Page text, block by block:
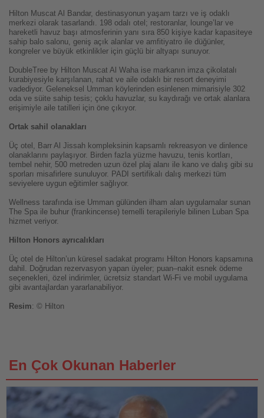
Hilton Muscat Al Bandar, destinasyonun yaşam tarzı ve iş odaklı
merkezi olarak tasarlandı. 198 odalı otel; restoranlar, lounge’lar ve
hareketli havuz başı atmosferinin yanı sıra 850 kişiye kadar kapasiteye
sahip balo salonu, geniş açık alanlar ve amfitiyatro ile düğünler,
kongreler ve büyük etkinlikler için güçlü bir altyapı sunuyor.
DoubleTree by Hilton Muscat Al Waha ise markanın imza çikolatalı
kurabiyesiyle karşılanan, rahat ve aile odaklı bir resort deneyimi
vadediyor. Geleneksel Umman köylerinden esinlenen mimarisiyle 302
oda ve süite sahip tesis; çoklu havuzlar, su kaydırağı ve ortak alanlara
erişimiyle aile tatilleri için öne çıkıyor.
Ortak sahil olanakları
Üç otel, Barr Al Jissah kompleksinin kapsamlı rekreasyon ve dinlence
olanaklarını paylaşıyor. Birden fazla yüzme havuzu, tenis kortları,
tembel nehir, 500 metreden uzun özel plaj alanı ile kano ve dalış gibi su
sporları misafirlere sunuluyor. PADI sertifikalı dalış merkezi tüm
seviyelere uygun eğitimler sağlıyor.
Wellness tarafında ise Umman gülünden ilham alan uygulamalar sunan
The Spa ile buhur (frankincense) temelli terapileriyle bilinen Luban Spa
hizmet veriyor.
Hilton Honors ayrıcalıkları
Üç otel de Hilton’un küresel sadakat programı Hilton Honors kapsamına
dahil. Doğrudan rezervasyon yapan üyeler; puan–nakit esnek ödeme
seçenekleri, özel indirimler, ücretsiz standart Wi-Fi ve mobil uygulama
gibi avantajlardan yararlanabiliyor.
Resim: © Hilton
En Çok Okunan Haberler